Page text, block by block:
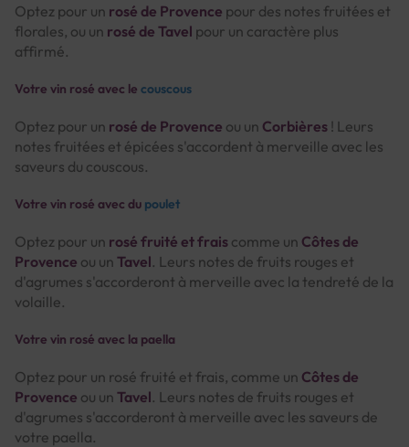
Optez pour un rosé de Provence pour des notes fruitées et
florales, ou un rosé de Tavel pour un caractère plus
affirmé.
Votre vin rosé avec le couscous
Optez pour un rosé de Provence ou un Corbières ! Leurs
notes fruitées et épicées s'accordent à merveille avec les
saveurs du couscous.
Votre vin rosé avec du poulet
Optez pour un rosé fruité et frais comme un Côtes de
Provence ou un Tavel. Leurs notes de fruits rouges et
d'agrumes s'accorderont à merveille avec la tendreté de la
volaille.
Votre vin rosé avec la paella
Optez pour un rosé fruité et frais, comme un Côtes de
Provence ou un Tavel. Leurs notes de fruits rouges et
d'agrumes s'accorderont à merveille avec les saveurs de
votre paella.